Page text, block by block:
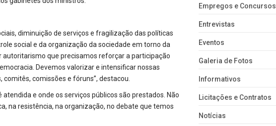
diminuição de serviços e fragilização das políticas
social e da organização da sociedade em torno da
que precisamos reforçar a participação
Devemos valorizar e intensificar nossas
comissões e fóruns”, destacou.
e onde os serviços públicos são prestados. Não
na resistência, na organização, no debate que temos
Empregos e Concursos
Entrevistas
Eventos
Galeria de Fotos
Informativos
Licitações e Contratos
Notícias